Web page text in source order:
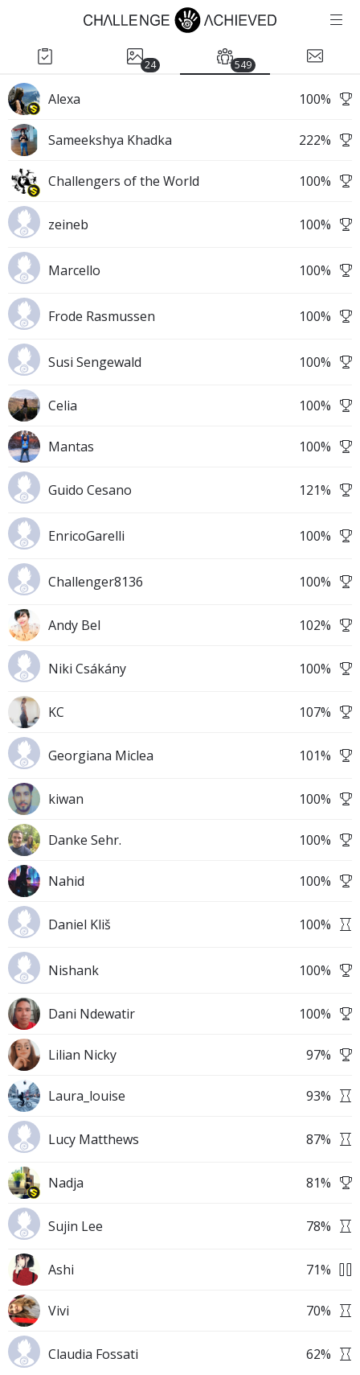
24 549
Alexa 100%
Sameekshya Khadka 222%
Challengers of the World 100%
zeineb 100%
Marcello 100%
Frode Rasmussen 100%
Susi Sengewald 100%
Celia 100%
Mantas 100%
Guido Cesano 121%
EnricoGarelli 100%
Challenger8136 100%
Andy Bel 102%
Niki Csákány 100%
KC 107%
Georgiana Miclea 101%
kiwan 100%
Danke Sehr. 100%
Nahid 100%
Daniel Kliš 100%
Nishank 100%
Dani Ndewatir 100%
Lilian Nicky 97%
Laura_louise 93%
Lucy Matthews 87%
Nadja 81%
Sujin Lee 78%
Ashi 71%
Vivi 70%
Claudia Fossati 62%